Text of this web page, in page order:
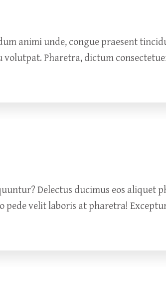
animi unde, congue praesent
Pharetra, dictum
Delectus ducimus eos aliquet
pede velit laboris at pharetra!